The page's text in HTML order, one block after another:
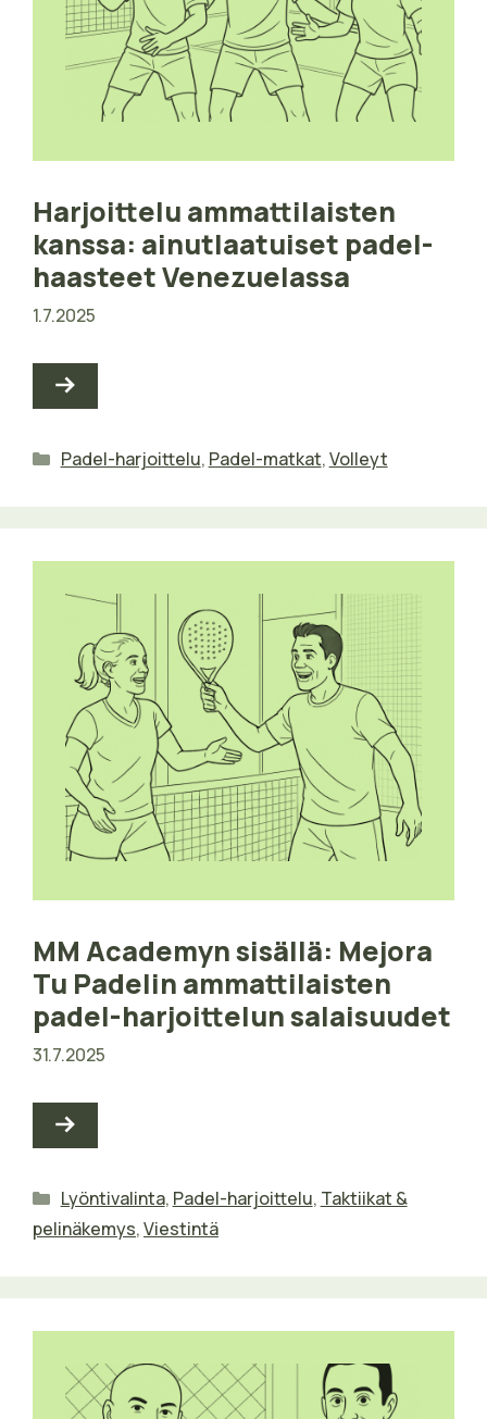
Harjoittelu ammattilaisten
kanssa: ainutlaatuiset padel-
haasteet Venezuelassa
1.7.2025
Kategoriat
Padel-harjoittelu, Padel-matkat,Volleyt
MM Academyn sisällä: Mejora
Tu Padelin ammattilaisten
padel-harjoittelun salaisuudet
31.7.2025
Kategoriat
Lyöntivalinta, Padel-harjoittelu, Taktiikat &
pelinäkemys,Viestintä